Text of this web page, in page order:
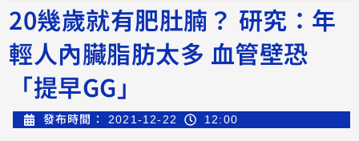
20幾歲就有肥肚腩？ 研究：年
輕人內臟脂肪太多 血管壁恐
「提早GG」
發布時間： 2021-12-22 12:00